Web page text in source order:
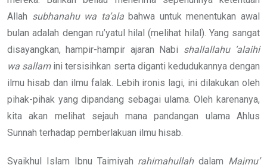
Allah subhanahu wa ta’alabahwa untuk menentukan awal
bulan adalah dengan ru’yatul hilal (melihat hilal). Yang sangat
disayangkan, hampir-hampir ajaran Nabi shallallahu ‘alaihi
wa sallamini tersisihkan serta diganti kedudukannya dengan
ilmu hisab dan ilmu falak. Lebih ironis lagi, ini dilakukan oleh
pihak-pihak yang dipandang sebagai ulama. Oleh karenanya,
kita akan melihat sejauh mana pandangan ulama Ahlus
Sunnah terhadap pemberlakuan ilmu hisab.
Syaikhul Islam Ibnu Taimiyah rahimahullahdalam Majmu’